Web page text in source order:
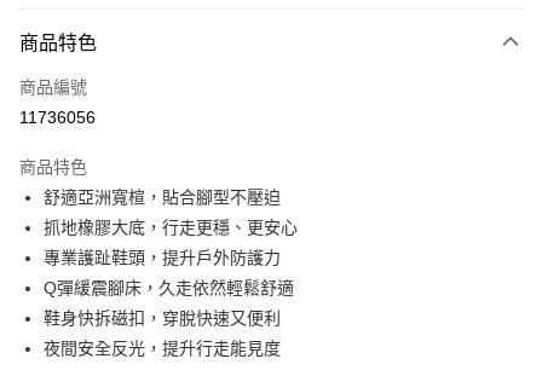
LINE Pay
Apple Pay
悠遊付
Google Pay
全盈+PAY
AFTEE先享後付
相關說明
商品特色
商品編號
11736056
商品特色
舒適亞洲寬楦，貼合腳型不壓迫
抓地橡膠大底，行走更穩、更安心
專業護趾鞋頭，提升戶外防護力
Q彈緩震腳床，久走依然輕鬆舒適
鞋身快拆磁扣，穿脫快速又便利
夜間安全反光，提升行走能見度